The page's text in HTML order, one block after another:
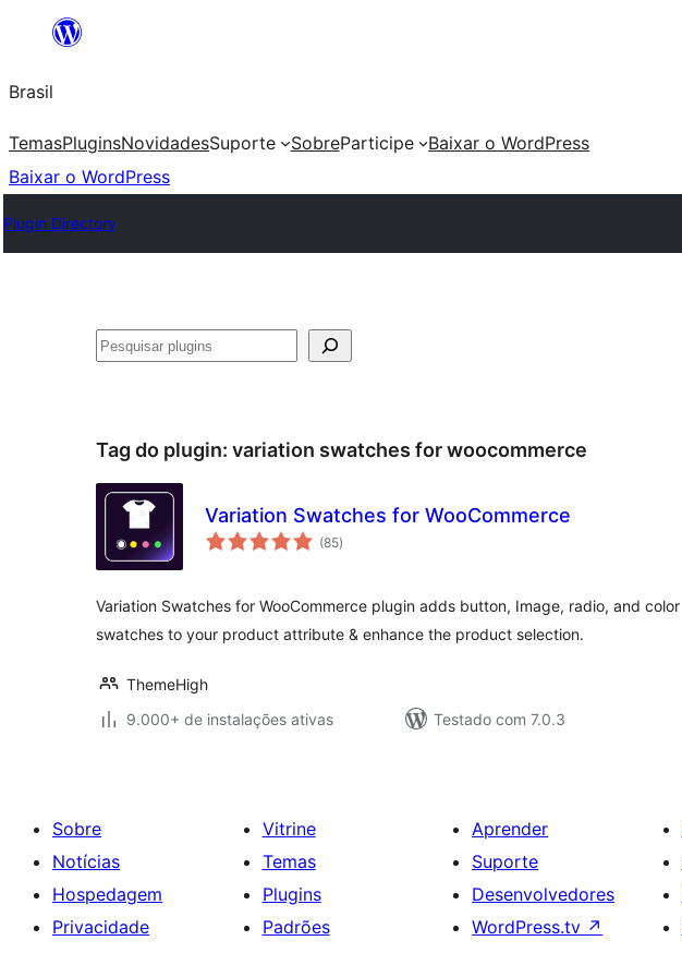
o
conteúdo
Brasil
TemasPluginsNovidadesSuporte SobreParticipe
Baixar o WordPress
Baixar o WordPress
Plugin Directory
Pesquisar
Tag do plugin: variation swatches for woocommerce
Variation Swatches for WooCommerce
(85total
de
)
Variation Swatches for WooCommerce plugin adds button, Image, radio, and color
swatches to your product attribute & enhance the product selection.
ThemeHigh
9.000+ de instalações ativas
Testado com 7.0.3
Sobre
Notícias
Hospedagem
Privacidade
Vitrine
Temas
Plugins
Padrões
Aprender
Suporte
Desenvolvedores
WordPress.tv ↗